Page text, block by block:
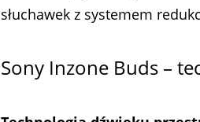
słuchawek z systemem
Sony Inzone Buds –